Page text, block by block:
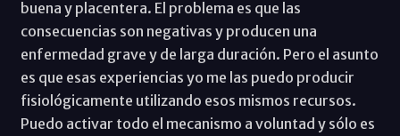
buena y placentera. El problema es que las
consecuencias son negativas y producen una
enfermedad grave y de larga duración. Pero el asunto
es que esas experiencias yo me las puedo producir
fisiológicamente utilizando esos mismos recursos.
Puedo activar todo el mecanismo a voluntad y sólo es